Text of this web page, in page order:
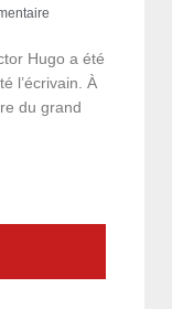
Hugo a été
l’écrivain. À
du grand